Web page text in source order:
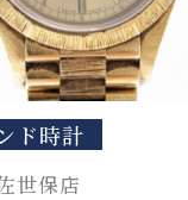
ド時計
店